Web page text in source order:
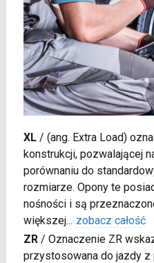
XL/ (ang. Extra Load)
konstrukcji, pozwalającej
porównaniu do
rozmiarze. Opony te
nośności i są
większej... zobacz całość
ZR/ Oznaczenie ZR
przystosowana do jazdy